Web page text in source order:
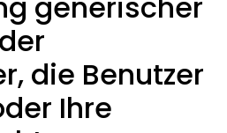
die Benutzer
Ihre